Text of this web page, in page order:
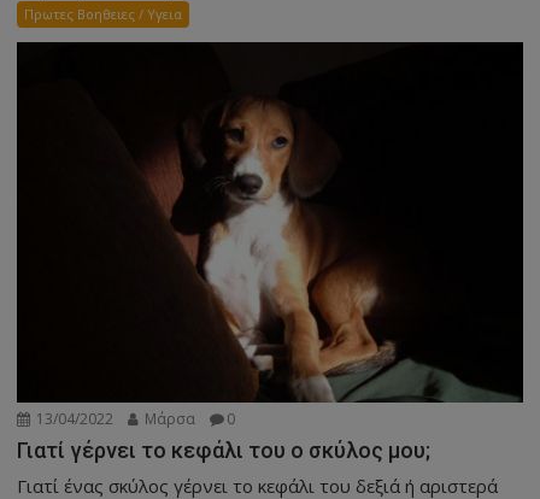
Πρωτες Βοηθειες / Υγεια
13/04/2022 Μάρσα 0
Γιατί γέρνει το κεφάλι του ο σκύλος μου;
Γιατί ένας σκύλος γέρνει το κεφάλι του δεξιά ή αριστερά